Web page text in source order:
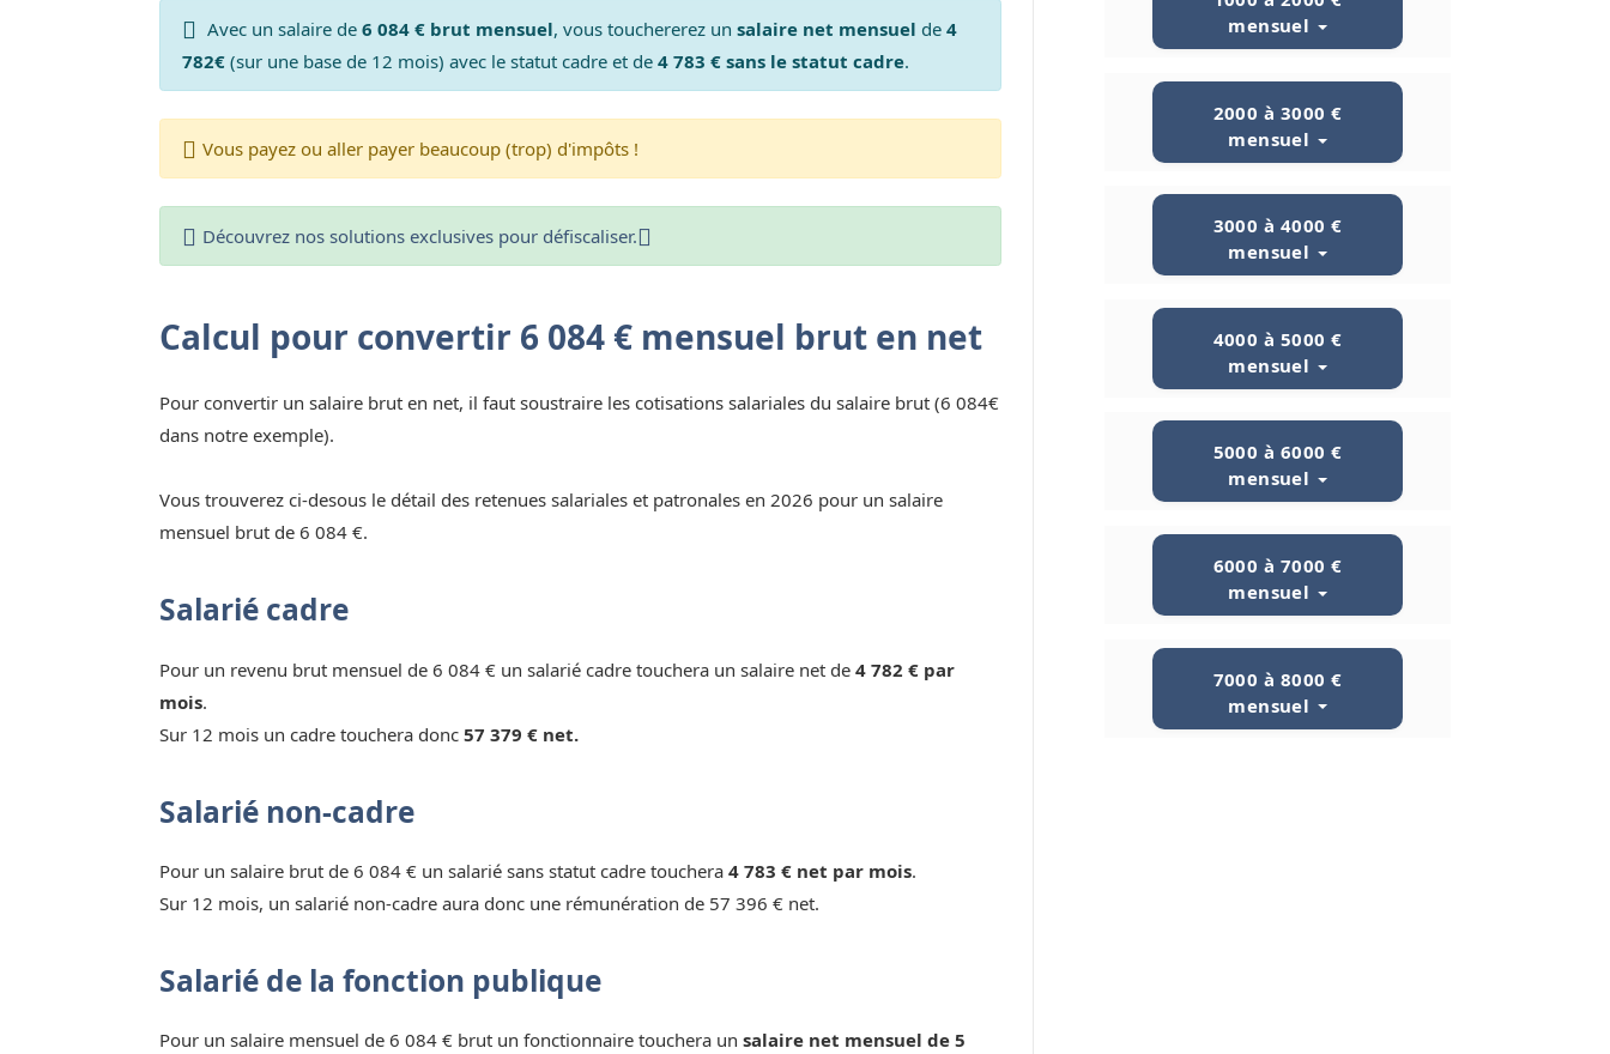
Avec un salaire de 6 084 € brut mensuel, vous touchererez un salaire net mensuel de 4
782€(sur une base de 12 mois) avec le statut cadre et de 4 783 € sans le statut cadre.
Vous payez ou aller payer beaucoup (trop) d'impôts !
Découvrez nos solutions exclusives pour défiscaliser.
Calcul pour convertir 6 084 € mensuel brut en net
Pour convertir un salaire brut en net, il faut soustraire les cotisations salariales du salaire brut (6 084€
dans notre exemple).
Vous trouverez ci-desous le détail des retenues salariales et patronales en 2026 pour un salaire
mensuel brut de 6 084 €.
Salarié cadre
Pour un revenu brut mensuel de 6 084 € un salarié cadre touchera un salaire net de 4 782 € par
mois.
Sur 12 mois un cadre touchera donc 57 379 € net.
Salarié non-cadre
Pour un salaire brut de 6 084 € un salarié sans statut cadre touchera 4 783 € net par mois.
Sur 12 mois, un salarié non-cadre aura donc une rémunération de 57 396 € net.
Salarié de la fonction publique
Pour un salaire mensuel de 6 084 € brut un fonctionnaire touchera un salaire net mensuel de 5
mensuel
2000 à 3000 €
mensuel
3000 à 4000 €
mensuel
4000 à 5000 €
mensuel
5000 à 6000 €
mensuel
6000 à 7000 €
mensuel
7000 à 8000 €
mensuel